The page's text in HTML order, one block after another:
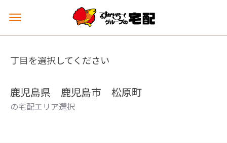
メ
ュ
を
丁目を選択してください
鹿児島県 鹿児島市 松原町
の宅配エリア選択